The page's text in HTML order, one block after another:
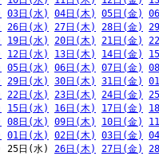
03日(水) 04日(木) 05日(金)
26日(水) 27日(木) 28日(金)
19日(水) 20日(木) 21日(金)
12日(水) 13日(木) 14日(金)
05日(水) 06日(木) 07日(金)
29日(水) 30日(木) 31日(金)
22日(水) 23日(木) 24日(金)
15日(水) 16日(木) 17日(金)
08日(水) 09日(木) 10日(金)
01日(水) 02日(木) 03日(金)
25日(水) 26日(木) 27日(金)